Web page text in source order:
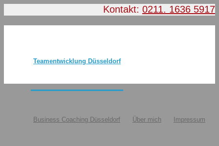
Kontakt: 0211. 1636 5917
Teamentwicklung Düsseldorf
Business Coaching Düsseldorf Über mich Impressum